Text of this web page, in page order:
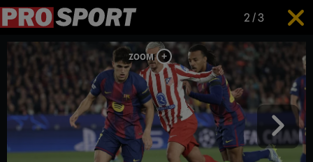
2 /3